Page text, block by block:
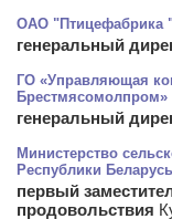
ОАО "Птицефабрика
генеральный
ГО «Управляющая
Брестмясомолпром»
генеральный
Министерство
Республики Беларусь
первый
продовольствия